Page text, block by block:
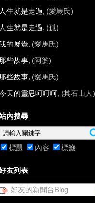
人生就是走過, (愛馬氏)
人生就是走過, (孤)
的展覺, (愛馬氏)
些故事, (阿婆)
些故事, (愛馬氏)
天的靈思呵呵呵, (其石山人)
內搜尋
標題 內容 標籤
友列表
好友的新聞台Blog